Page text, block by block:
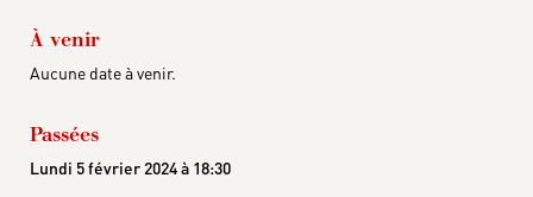
À venir
Aucune date à venir.
Passées
Lundi 5 février 2024 à 18:30